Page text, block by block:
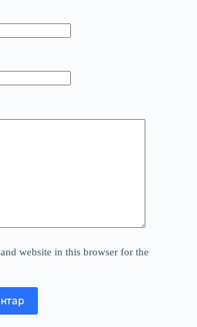
website in this browser for the